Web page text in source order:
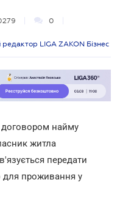
0
LIGA ZAKON Бізнес
договором найму
житла
передати
для проживання у